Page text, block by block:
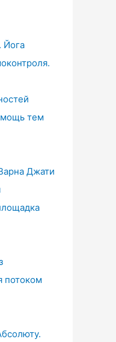
Йога
тем
Джати
потоком